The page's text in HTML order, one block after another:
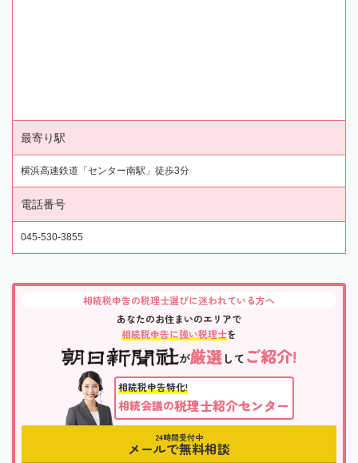
最寄り駅
横浜高速鉄道「センター南駅」徒歩3分
電話番号
045-530-3855
相続税申告の税理士選びに迷われている方へ
あなたのお住まいのエリアで
相続税申告に強い税理士を
が厳選して ご紹介!
相続税申告特化!
相続会議の税理士紹介センター
24時間受付中
メールで無料相談